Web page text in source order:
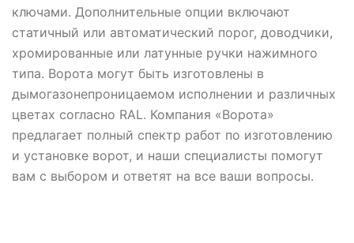
ключами. Дополнительные опции включают
статичный или автоматический порог, доводчики,
хромированные или латунные ручки нажимного
типа. Ворота могут быть изготовлены в
дымогазонепроницаемом исполнении и различных
цветах согласно RAL. Компания «Ворота»
предлагает полный спектр работ по изготовлению
и установке ворот, и наши специалисты помогут
вам с выбором и ответят на все ваши вопросы.